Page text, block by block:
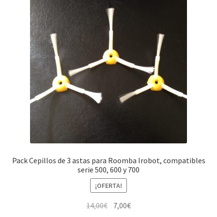
Pack Cepillos de 3 astas para Roomba Irobot, compatibles
serie 500, 600 y 700
¡OFERTA!
14,00€ El7,00€El